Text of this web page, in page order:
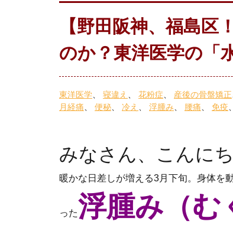
【野田阪神、福島区
のか？東洋医学の「
東洋医学 寝違え 花粉症 産後の骨盤矯正
月経痛
便秘 冷え 浮腫み 腰痛 免疫
みなさん、こんにち
暖かな日差しが増える3月下旬。身体を
った浮腫み（む